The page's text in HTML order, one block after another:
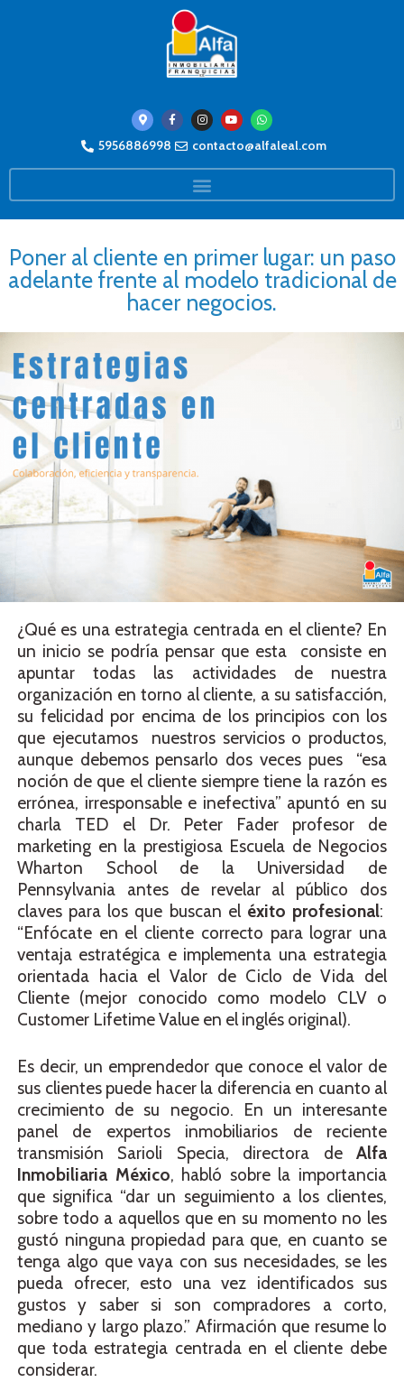
5956886998 contacto@alfaleal.com
Poner al cliente en primer lugar: un paso
adelante frente al modelo tradicional de
hacer negocios.
¿Qué es una estrategia centrada en el cliente? En
un inicio se podría pensar que esta consiste en
apuntar todas las actividades de nuestra
organización en torno al cliente, a su satisfacción,
su felicidad por encima de los principios con los
que ejecutamos nuestros servicios o productos,
aunque debemos pensarlo dos veces pues “esa
noción de que el cliente siempre tiene la razón es
errónea, irresponsable e inefectiva” apuntó en su
charla TED el Dr. Peter Fader profesor de
marketing en la prestigiosa Escuela de Negocios
Wharton School de la Universidad de
Pennsylvania antes de revelar al público dos
claves para los que buscan el éxito profesional:
“Enfócate en el cliente correcto para lograr una
ventaja estratégica e implementa una estrategia
orientada hacia el Valor de Ciclo de Vida del
Cliente (mejor conocido como modelo CLV o
Customer Lifetime Value en el inglés original).
Es decir, un emprendedor que conoce el valor de
sus clientes puede hacer la diferencia en cuanto al
crecimiento de su negocio. En un interesante
panel de expertos inmobiliarios de reciente
transmisión Sarioli Specia, directora deAlfa
Inmobiliaria México, habló sobre la importancia
que significa “dar un seguimiento a los clientes,
sobre todo a aquellos que en su momento no les
gustó ninguna propiedad para que, en cuanto se
tenga algo que vaya con sus necesidades, se les
pueda ofrecer, esto una vez identificados sus
gustos y saber si son compradores a corto,
mediano y largo plazo.” Afirmación que resume lo
que toda estrategia centrada en el cliente debe
considerar.